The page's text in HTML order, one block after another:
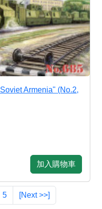
Armenia" (No.2,
加入購物車
5 [Next >>]